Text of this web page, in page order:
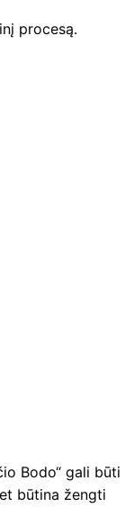
procesą.
Bodo“ gali būti
būtina žengti